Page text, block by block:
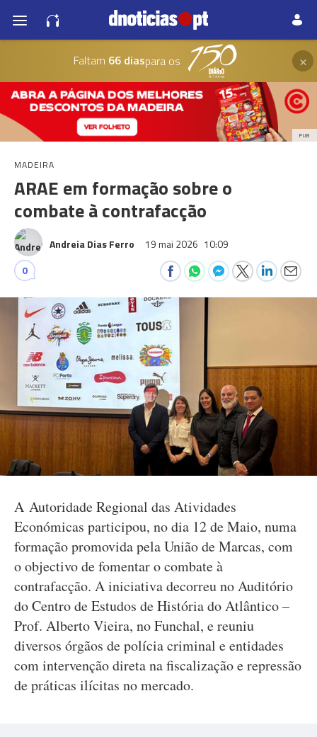
Faltam 66 diaspara os ×
PUB
MADEIRA
ARAE em formação sobre o
combate à contrafacção
Andreia Dias Ferro 19 mai 2026 10:09
0
A Autoridade Regional das Atividades
Económicas participou, no dia 12 de Maio, numa
formação promovida pela União de Marcas, com
o objectivo de fomentar o combate à
contrafacção. A iniciativa decorreu no Auditório
do Centro de Estudos de História do Atlântico –
Prof. Alberto Vieira, no Funchal, e reuniu
diversos órgãos de polícia criminal e entidades
com intervenção direta na fiscalização e repressão
de práticas ilícitas no mercado.